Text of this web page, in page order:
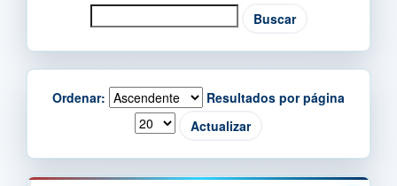
Ordenar: Resultados por página